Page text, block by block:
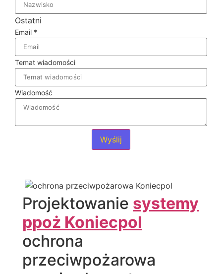
Ostatni
Email *
Temat wiadomości
Wiadomość
Wyślij
Projektowanie systemy
ppoż Koniecpol
ochrona
przeciwpożarowa